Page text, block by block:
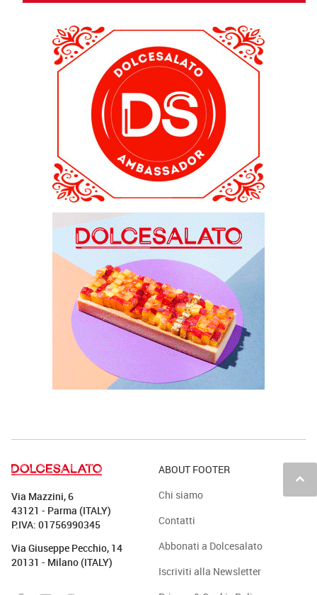
keyboard_arrow_up
Via Mazzini, 6
43121 - Parma (ITALY)
P.IVA: 01756990345
Via Giuseppe Pecchio, 14
20131 - Milano (ITALY)
ABOUT FOOTER
Chi siamo
Contatti
Abbonati a Dolcesalato
Iscriviti alla Newsletter